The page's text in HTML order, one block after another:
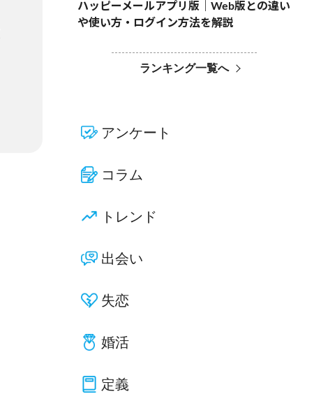
ハッピーメールアプリ版｜Web版との違い
や使い方・ログイン方法を解説
ランキング一覧へ
アンケート
コラム
トレンド
出会い
失恋
婚活
定義